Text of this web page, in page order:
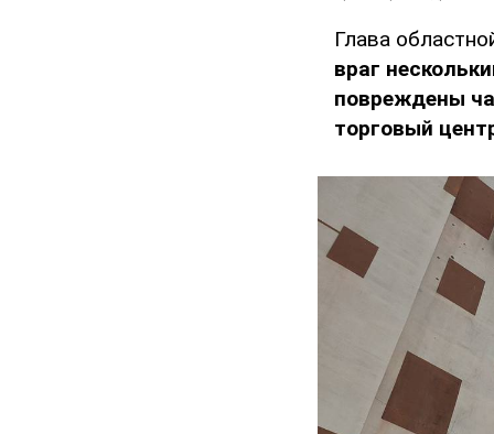
Глава
враг
повреждены
торговый